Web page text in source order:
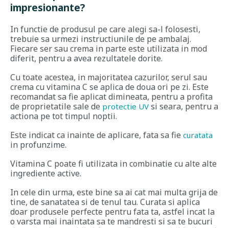
impresionante?
In functie de produsul pe care alegi sa-l folosesti,
trebuie sa urmezi instructiunile de pe ambalaj.
Fiecare ser sau crema in parte este utilizata in mod
diferit, pentru a avea rezultatele dorite.
Cu toate acestea, in majoritatea cazurilor, serul sau
crema cu vitamina C se aplica de doua ori pe zi. Este
recomandat sa fie aplicat dimineata, pentru a profita
de proprietatile sale de protectie UV si seara, pentru a
actiona pe tot timpul noptii.
Este indicat ca inainte de aplicare, fata sa fie curatata
in profunzime.
Vitamina C poate fi utilizata in combinatie cu alte alte
ingrediente active.
In cele din urma, este bine sa ai cat mai multa grija de
tine, de sanatatea si de tenul tau. Curata si aplica
doar produsele perfecte pentru fata ta, astfel incat la
o varsta mai inaintata sa te mandresti si sa te bucuri